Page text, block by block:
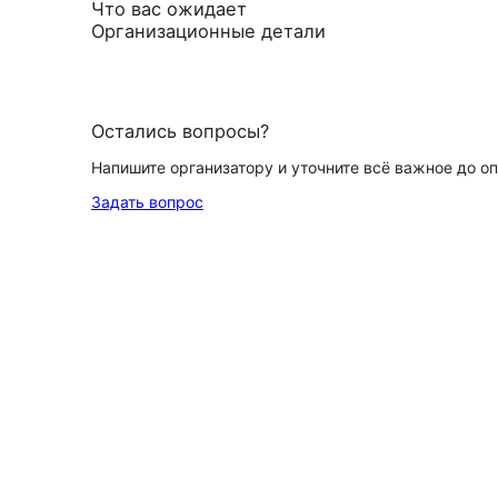
Что вас ожидает
Организационные детали
Остались вопросы?
Напишите организатору и уточните всё важное до
Задать вопрос